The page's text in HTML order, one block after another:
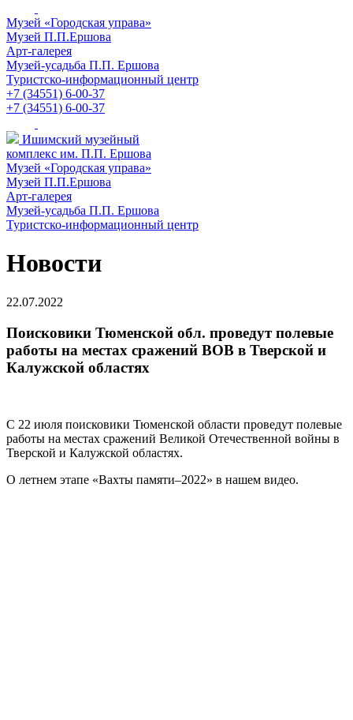
Музей «Городская управа»
Музей П.П.Ершова
Арт-галерея
Музей-усадьба П.П. Ершова
Туристско-информационный центр
+7 (34551) 6-00-37
+7 (34551) 6-00-37
Ишимский музейный
комплекс им. П.П. Ершова
Музей «Городская управа»
Музей П.П.Ершова
Арт-галерея
Музей-усадьба П.П. Ершова
Туристско-информационный центр
Новости
22.07.2022
Поисковики Тюменской обл. проведут полевые
работы на местах сражений ВОВ в Тверской и
Калужской областях
С 22 июля поисковики Тюменской области проведут полевые
работы на местах сражений Великой Отечественной войны в
Тверской и Калужской областях.
О летнем этапе «Вахты памяти–2022» в нашем видео.